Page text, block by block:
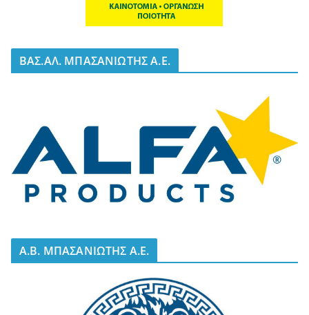
BΑΣ.ΑΛ. ΜΠΑΣΑΝΙΩΤΗΣ Α.Ε.
A.B. ΜΠΑΣΑΝΙΩΤΗΣ Α.Ε.